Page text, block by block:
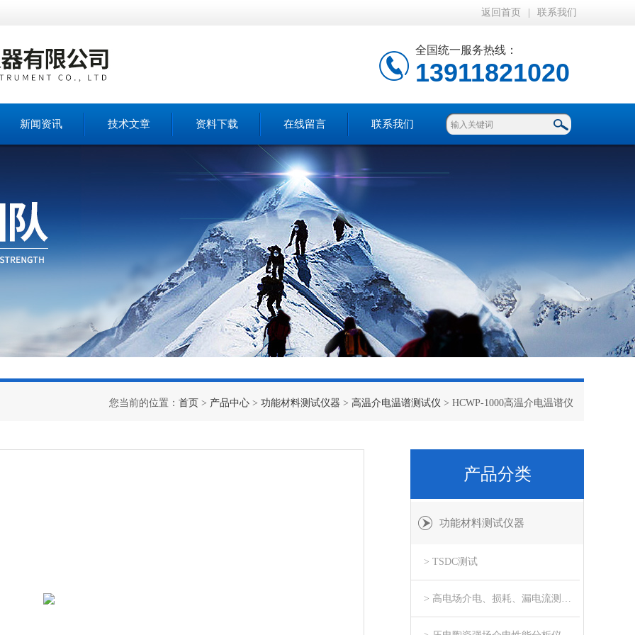
返回首页 联系我们
全国统一服务热线：
13911821020
新闻资讯 技术文章 资料下载 在线留言 联系我们
您当前的位置： 首页 > 产品中心 > 功能材料测试仪器 > 高温介电温谱测试仪 > HCWP-1000高温介电温谱仪
产品分类
功能材料测试仪器
> TSDC测试
> 高电场介电、损耗、漏电流测试系统